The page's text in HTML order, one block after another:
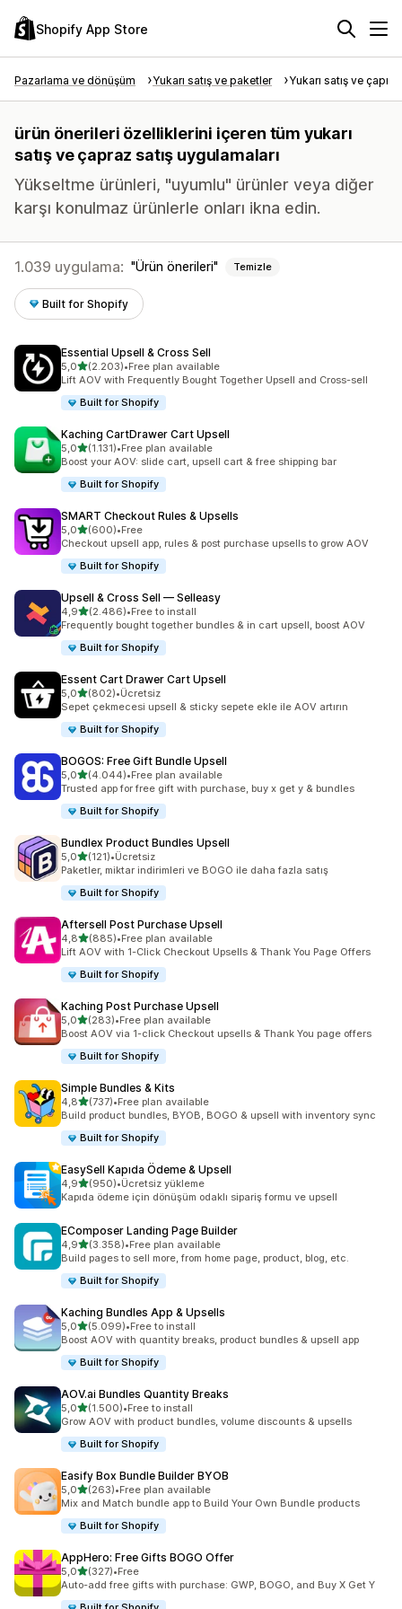
Shopify App Store
Pazarlama ve dönüşüm Yukarı satış ve paketler Yukarı satış ve
ürün önerileri özelliklerini içeren tüm yukarı
satış ve çapraz satış uygulamaları
Yükseltme ürünleri, "uyumlu" ürünler veya diğer
karşı konulmaz ürünlerle onları ikna edin.
1.039 uygulama: Ürün önerileri Temizle
Built for Shopify
Essential Upsell & Cross Sell
5,05 yıldız üzerinden
(2.203)
toplam 2203 değerlendirme
•Free plan available
Lift AOV with Frequently Bought Together Upsell and Cross-sell
Built for Shopify
Kaching CartDrawer Cart Upsell
5,05 yıldız üzerinden
(1.131)
toplam 1131 değerlendirme
•Free plan available
Boost your AOV: slide cart, upsell cart & free shipping bar
Built for Shopify
SMART Checkout Rules & Upsells
5,05 yıldız üzerinden
(600)
toplam 600 değerlendirme
•Free
Checkout upsell app, rules & post purchase upsells to grow AOV
Built for Shopify
Upsell & Cross Sell — Selleasy
4,95 yıldız üzerinden
(2.486)
toplam 2486 değerlendirme
•Free to install
Frequently bought together bundles & in cart upsell, boost AOV
Built for Shopify
Essent Cart Drawer Cart Upsell
5,05 yıldız üzerinden
(802)
toplam 802 değerlendirme
•Ücretsiz
Sepet çekmecesi upsell & sticky sepete ekle ile AOV artırın
Built for Shopify
BOGOS: Free Gift Bundle Upsell
5,05 yıldız üzerinden
(4.044)
toplam 4044 değerlendirme
•Free plan available
Trusted app for free gift with purchase, buy x get y & bundles
Built for Shopify
Bundlex Product Bundles Upsell
5,05 yıldız üzerinden
(121)
toplam 121 değerlendirme
•Ücretsiz
Paketler, miktar indirimleri ve BOGO ile daha fazla satış
Built for Shopify
Aftersell Post Purchase Upsell
4,85 yıldız üzerinden
(885)
toplam 885 değerlendirme
•Free plan available
Lift AOV with 1-Click Checkout Upsells & Thank You Page Offers
Built for Shopify
Kaching Post Purchase Upsell
5,05 yıldız üzerinden
(283)
toplam 283 değerlendirme
•Free plan available
Boost AOV via 1-click Checkout upsells & Thank You page offers
Built for Shopify
Simple Bundles & Kits
4,85 yıldız üzerinden
(737)
toplam 737 değerlendirme
•Free plan available
Build product bundles, BYOB, BOGO & upsell with inventory sync
Built for Shopify
EasySell Kapıda Ödeme & Upsell
4,95 yıldız üzerinden
(950)
toplam 950 değerlendirme
•Ücretsiz yükleme
Kapıda ödeme için dönüşüm odaklı sipariş formu ve upsell
EComposer Landing Page Builder
4,95 yıldız üzerinden
(3.358)
toplam 3358 değerlendirme
•Free plan available
Build pages to sell more, from home page, product, blog, etc.
Built for Shopify
Kaching Bundles App & Upsells
5,05 yıldız üzerinden
(5.099)
toplam 5099 değerlendirme
•Free to install
Boost AOV with quantity breaks, product bundles & upsell app
Built for Shopify
AOV.ai Bundles Quantity Breaks
5,05 yıldız üzerinden
(1.500)
toplam 1500 değerlendirme
•Free to install
Grow AOV with product bundles, volume discounts & upsells
Built for Shopify
Easify Box Bundle Builder BYOB
5,05 yıldız üzerinden
(263)
toplam 263 değerlendirme
•Free plan available
Mix and Match bundle app to Build Your Own Bundle products
Built for Shopify
AppHero: Free Gifts BOGO Offer
5,05 yıldız üzerinden
(327)
toplam 327 değerlendirme
•Free
Auto-add free gifts with purchase: GWP, BOGO, and Buy X Get Y